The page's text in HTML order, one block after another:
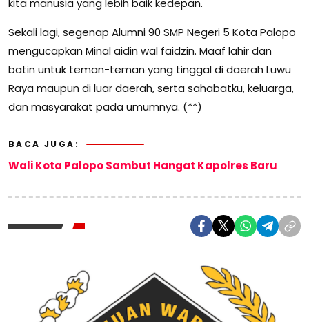
kita manusia yang lebih baik kedepan.
Sekali lagi, segenap Alumni 90 SMP Negeri 5 Kota Palopo
mengucapkan Minal aidin wal faidzin. Maaf lahir dan
batin untuk teman-teman yang tinggal di daerah Luwu
Raya maupun di luar daerah, serta sahabatku, keluarga,
dan masyarakat pada umumnya. (**)
BACA JUGA:
Wali Kota Palopo Sambut Hangat Kapolres Baru